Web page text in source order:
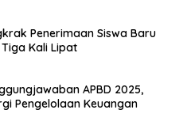
Penerimaan Siswa Baru
Tiga Kali Lipat
APBD 2025,
Pengelolaan Keuangan